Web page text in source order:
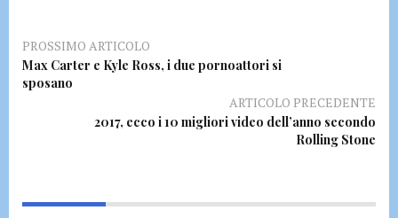
PROSSIMO ARTICOLO
Max Carter e Kyle Ross, i due pornoattori si
sposano
ARTICOLO PRECEDENTE
2017, ecco i 10 migliori video dell’anno secondo
Rolling Stone